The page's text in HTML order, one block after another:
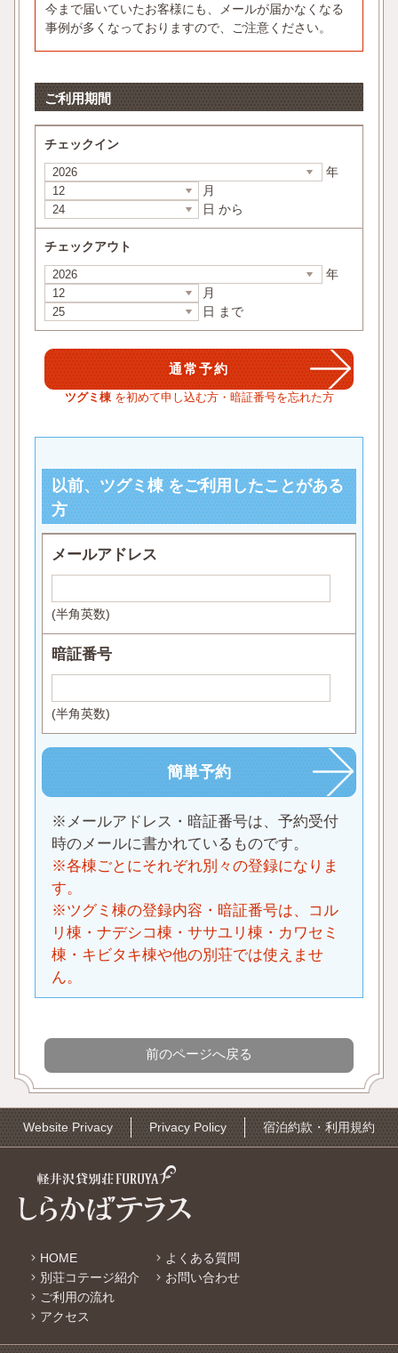
今まで届いていたお客様にも、メールが届かなくなる
事例が多くなっておりますので、ご注意ください。
ご利用期間
チェックイン
年
月
日 から
チェックアウト
年
月
日 まで
ツグミ棟 を初めて申し込む方・暗証番号を忘れた方
以前、ツグミ棟 をご利用したことがある
方
メールアドレス
(半角英数)
暗証番号
(半角英数)
※メールアドレス・暗証番号は、予約受付
時のメールに書かれているものです。
※各棟ごとにそれぞれ別々の登録になりま
す。
※ツグミ棟の登録内容・暗証番号は、コル
リ棟・ナデシコ棟・ササユリ棟・カワセミ
棟・キビタキ棟や他の別荘では使えませ
ん。
Website Privacy Privacy Policy 宿泊約款・利用規約
HOME
別荘コテージ紹介
ご利用の流れ
アクセス
よくある質問
お問い合わせ